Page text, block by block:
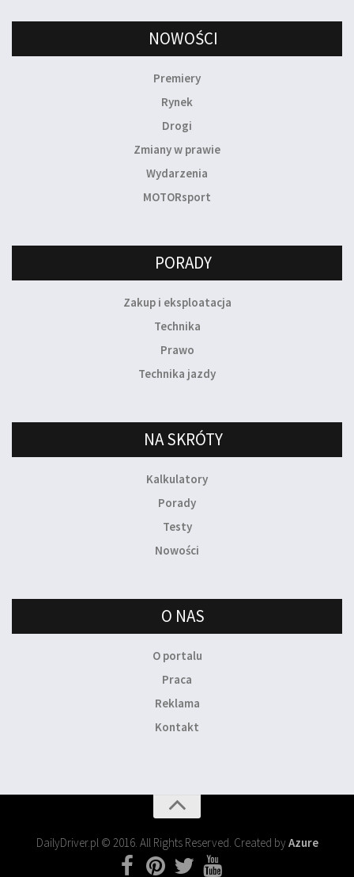
NOWOŚCI
Premiery
Rynek
Drogi
Zmiany w prawie
Wydarzenia
MOTORsport
PORADY
Zakup i eksploatacja
Technika
Prawo
Technika jazdy
NA SKRÓTY
Kalkulatory
Porady
Testy
Nowości
O NAS
O portalu
Praca
Reklama
Kontakt
DailyDriver.pl © 2016. All Rights Reserved. Created byAzure